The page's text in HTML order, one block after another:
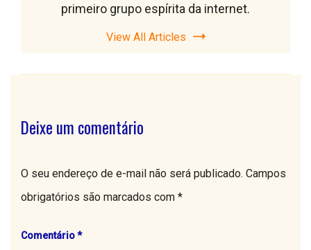
primeiro grupo espírita da internet.
View All Articles
Deixe um comentário
O seu endereço de e-mail não será publicado. Campos
obrigatórios são marcados com *
Comentário*